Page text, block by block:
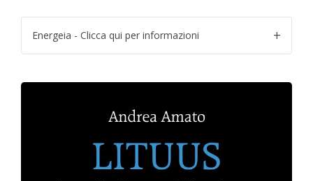
Energeia - Clicca qui per informazioni